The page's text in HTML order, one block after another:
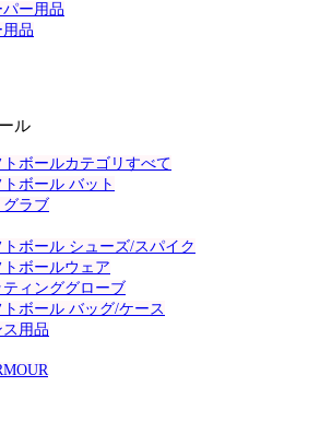
ー用品
用品
ル
ボールカテゴリすべて
ボール バット
ラブ
ボール シューズ/スパイク
ボールウェア
ィンググローブ
ボール バッグ/ケース
ス用品